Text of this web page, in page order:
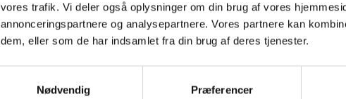
vores trafik. Vi deler også oplysninger om din brug af vores
annonceringspartnere og analysepartnere. Vores partnere kan
dem, eller som de har indsamlet fra din brug af deres tjenester.
Nødvendig
Præferencer